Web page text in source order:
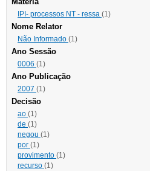
IPI- processos NT - ressa (1)
Nome Relator
Não Informado (1)
Ano Sessão
0006 (1)
Ano Publicação
2007 (1)
Decisão
ao (1)
de (1)
negou (1)
por (1)
provimento (1)
recurso (1)